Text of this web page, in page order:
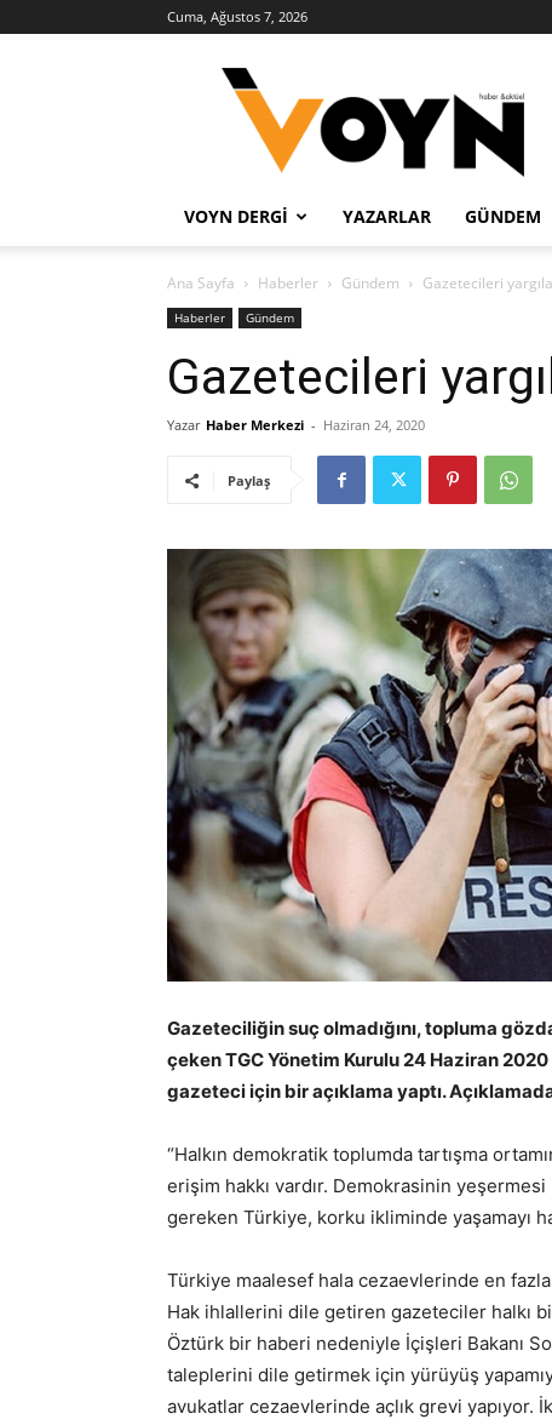
Cuma, Ağustos 7, 2026
Haber
VOYN DERGI YAZARLAR GÜNDEM
Ana Sayfa Haberler Gündem Gazetecileri
Haberler Gündem
Gazetecileri
Yazar Haber Merkezi - Haziran 24, 2020
Paylaş
Gazeteciliğin suç olmadığını, topluma
çeken TGC Yönetim Kurulu 24 Haziran
gazeteci için bir açıklama yaptı.
“Halkın demokratik toplumda tartışma
erişim hakkı vardır. Demokrasinin
gereken Türkiye, korku ikliminde yaşamayı
Türkiye maalesef hala cezaevlerinde en
Hak ihlallerini dile getiren gazeteciler halkı
Öztürk bir haberi nedeniyle İçişleri Bakanı
taleplerini dile getirmek için yürüyüş
avukatlar cezaevlerinde açlık grevi yapıyor.